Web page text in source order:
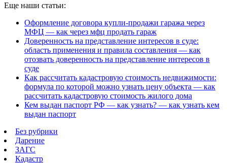
Еще наши статьи:
Оформление договора купли-продажи гаража через
МФЦ — как через мфц продать гараж
Доверенность на представление интересов в суде:
область применения и правила составления — как
отозвать доверенность на представление интересов в
суде
Как рассчитать кадастровую стоимость недвижимости:
формула по которой можно узнать цену объекта — как
рассчитать кадастровую стоимость жилого дома
Кем выдан паспорт РФ — как узнать? — как узнать кем
выдан паспорт
Без рубрики
Дарение
ЗАГС
Кадастр